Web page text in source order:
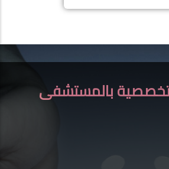
بالمستشفى